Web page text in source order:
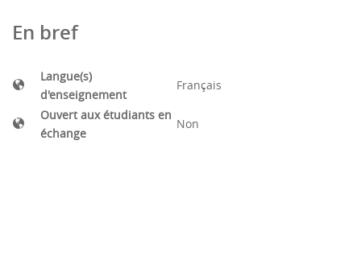
En bref
Langue(s)
d'enseignement
Français
Ouvert aux étudiants en
échange
Non